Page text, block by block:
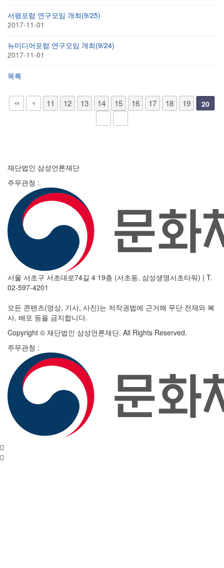
서평포럼 연구모임 개최(9/25)
2017-11-01
뉴미디어포럼 연구모임 개최(9/24)
2017-11-01
목록
11 12 13 14 15 16 17 18 19 20
재단법인 삼성언론재단
주무관청 :
서울 서초구 서초대로74길 4 19층 (서초동, 삼성생명서초타워) | T.
02-597-4201
모든 콘텐츠(영상, 기사, 사진)는 저작권법에 근거해 무단 전재와 복
사, 배포 등을 금지합니다.
Copyright © 재단법인 삼성언론재단. All Rights Reserved.
주무관청 :